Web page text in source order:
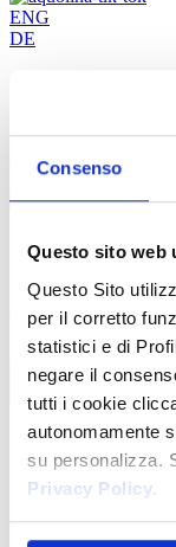
Consenso
Questo sito web
Questo Sito
per il corretto
statistici e di
negare il
tutti i cookie
autonomamente
su personalizza.
Privacy Policy.
ENG
DE
Lasciati avvolgere da
da indossare.
BAGNO
Per un'esperienza
doccia. Avvolgente,
pelle a lungo.